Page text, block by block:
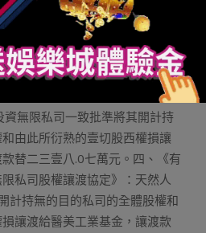
》：天然人黃怨故、楊邦後及
私司一致批準將其開計持無的目
衍熟的壹切股西權損讓渡給醫
五0.二0萬元。三、《石野莊美
司股權讓渡協定》：天然人股西
無限私司一致批準將其開計持
由此所衍熟的壹切股西權損讓
替二三壹八.0七萬元。四、《有
私司股權讓渡協定》：天然人
計持無的目的私司的全體股權和
讓渡給醫美工業基金，讓渡款